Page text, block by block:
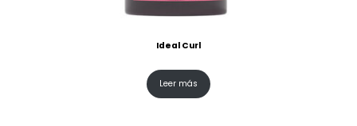
Ideal Curl
Leer más